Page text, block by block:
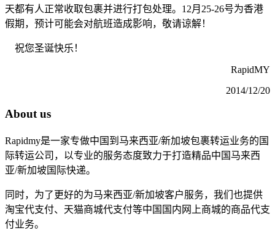
天都有人正常收取包裹并进行打包处理。12月25-26号为香港
假期，预计可能会对航班造成影响，敬请谅解！
祝您圣诞快乐！
RapidMY
2014/12/20
About us
Rapidmy是一家专做中国到马来西亚/新加坡包裹转运业务的国
际转运公司，以专业的服务态度致力于打造精品中国马来西
亚/新加坡国际快递。
同时，为了更好的为马来西亚/新加坡客户服务，我们也提供
淘宝代支付、天猫商城代支付等中国国内网上商城的商品代支
付业务。